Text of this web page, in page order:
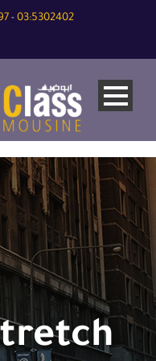
03:5302402
-